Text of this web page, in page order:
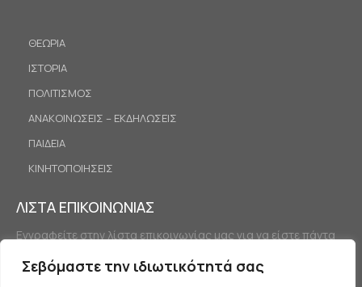
Σεβόμαστε την ιδιωτικότητά σας
ΘΕΩΡΙΑ
ΙΣΤΟΡΙΑ
ΠΟΛΙΤΙΣΜΟΣ
ΑΝΑΚΟΙΝΩΣΕΙΣ – ΕΚΔΗΛΩΣΕΙΣ
ΠΑΙΔΕΙΑ
ΚΙΝΗΤΟΠΟΙΗΣΕΙΣ
ΛΙΣΤΑ ΕΠΙΚΟΙΝΩΝΙΑΣ
Εγγραφείτε στην λίστα επικοινωνίας μας για να είστε πάντα